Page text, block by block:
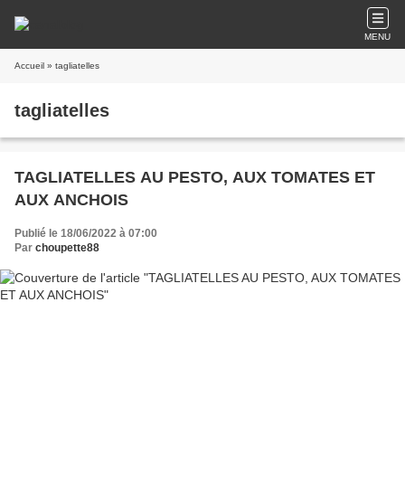
MENU
Accueil » tagliatelles
tagliatelles
TAGLIATELLES AU PESTO, AUX TOMATES ET
AUX ANCHOIS
Publié le 18/06/2022 à 07:00
Par choupette88